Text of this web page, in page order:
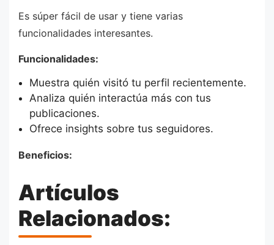
Es súper fácil de usar y tiene varias
funcionalidades interesantes.
Funcionalidades:
Muestra quién visitó tu perfil recientemente.
Analiza quién interactúa más con tus
publicaciones.
Ofrece insights sobre tus seguidores.
Beneficios:
Artículos
Relacionados: